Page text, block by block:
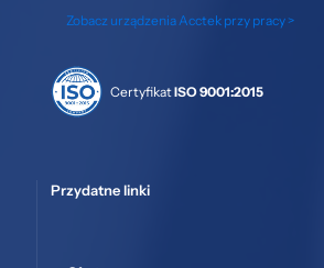
Zobacz urządzenia Acctek przy pracy >
CertyfikatISO 9001:2015
Przydatne linki